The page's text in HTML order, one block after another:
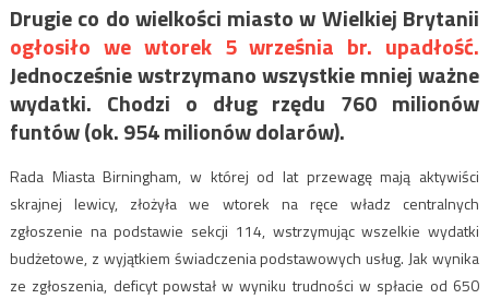
Drugie co do wielkości miasto w Wielkiej Brytanii
ogłosiło we wtorek 5 września br. upadłość.
Jednocześnie wstrzymano wszystkie mniej ważne
wydatki. Chodzi o dług rzędu 760 milionów
funtów (ok. 954 milionów dolarów).
Rada Miasta Birningham, w której od lat przewagę mają aktywiści
skrajnej lewicy, złożyła we wtorek na ręce władz centralnych
zgłoszenie na podstawie sekcji 114, wstrzymując wszelkie wydatki
budżetowe, z wyjątkiem świadczenia podstawowych usług. Jak wynika
ze zgłoszenia, deficyt powstał w wyniku trudności w spłacie od 650